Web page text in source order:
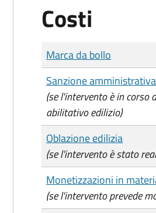
Costi
Tipo di pagamento
Importo
Marca da bollo
Sanzione amministrativa
(se l'intervento è in corso
abilitativo edilizio)
Oblazione edilizia
(se l'intervento è stato
Monetizzazioni in
(se l'intervento prevede